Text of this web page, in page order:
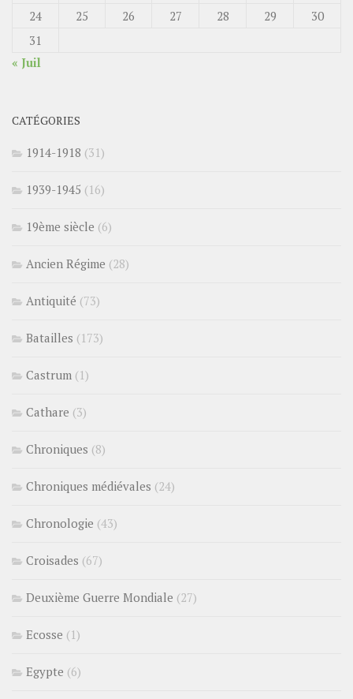
24
25 26 27 28 29
30
31
« Juil
CATÉGORIES
1914-1918 (31)
1939-1945 (16)
19ème siècle (6)
Ancien Régime (28)
Antiquité (73)
Batailles (173)
Castrum (1)
Cathare (3)
Chroniques (8)
Chroniques médiévales (24)
Chronologie (43)
Croisades (67)
Deuxième Guerre Mondiale (27)
Ecosse (1)
Egypte (6)